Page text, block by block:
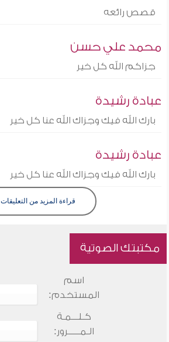
قصص رائعه
محمد علي حسن
جزاكم الله كل خير
عبادة رشيدة
بارك الله فيك وجزاك الله عنا كل خير
عبادة رشيدة
بارك الله فيك وجزاك الله عنا كل خير
قراءة المزيد من التعليقات
مكتبتك الصوتية
اسم
المستخدم:
كـلـــمـة
الـمـــــرور: